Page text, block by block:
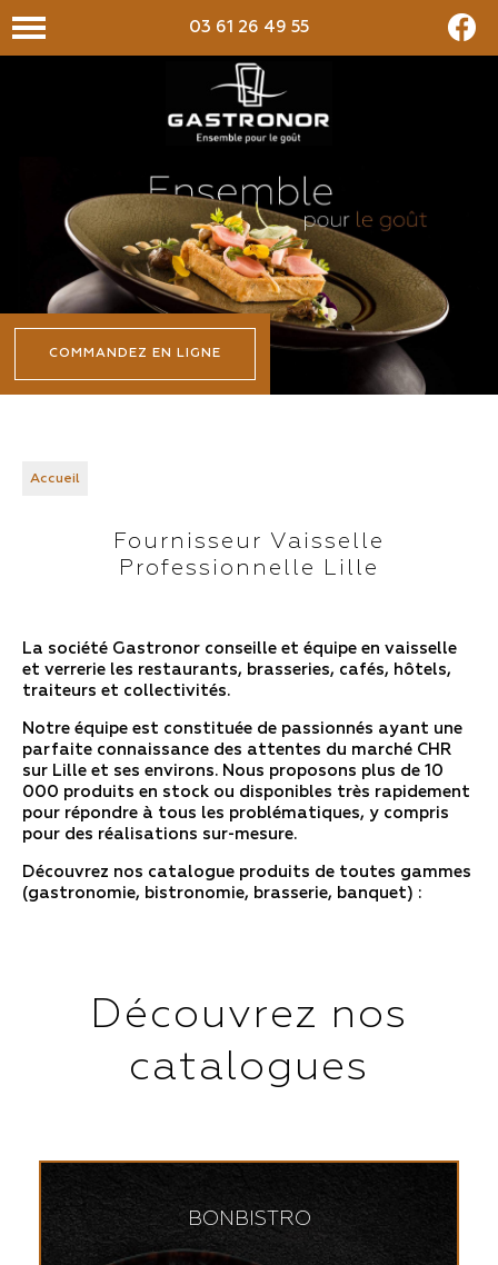
03 61 26 49 55
COMMANDEZ EN LIGNE
Accueil
Fournisseur Vaisselle
Professionnelle Lille
La société Gastronor conseille et équipe en vaisselle
et verrerie les restaurants, brasseries, cafés, hôtels,
traiteurs et collectivités.
Notre équipe est constituée de passionnés ayant une
parfaite connaissance des attentes du marché CHR
sur Lille et ses environs. Nous proposons plus de 10
000 produits en stock ou disponibles très rapidement
pour répondre à tous les problématiques, y compris
pour des réalisations sur-mesure.
Découvrez nos catalogue produits de toutes gammes
(gastronomie, bistronomie, brasserie, banquet) :
Découvrez nos
catalogues
BONBISTRO